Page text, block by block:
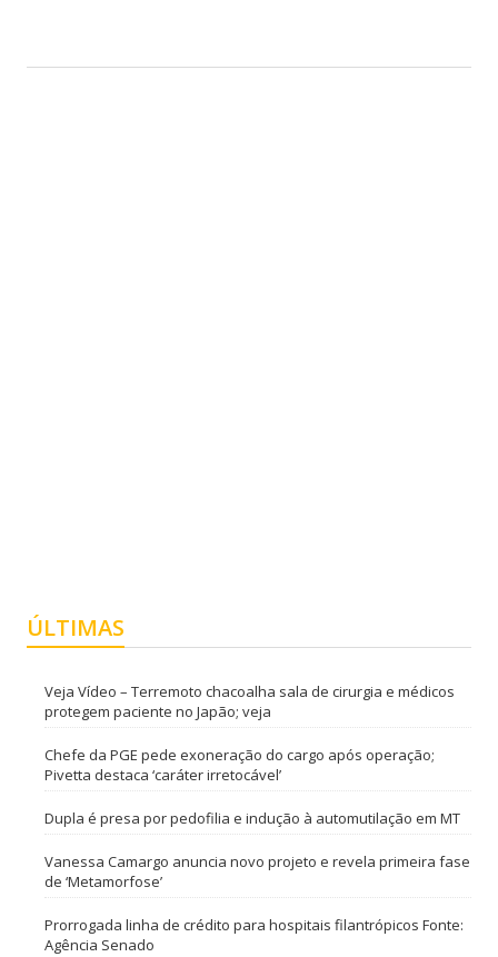
ÚLTIMAS
Veja Vídeo – Terremoto chacoalha sala de cirurgia e médicos
protegem paciente no Japão; veja
Chefe da PGE pede exoneração do cargo após operação;
Pivetta destaca ‘caráter irretocável’
Dupla é presa por pedofilia e indução à automutilação em MT
Vanessa Camargo anuncia novo projeto e revela primeira fase
de ‘Metamorfose’
Prorrogada linha de crédito para hospitais filantrópicos Fonte:
Agência Senado